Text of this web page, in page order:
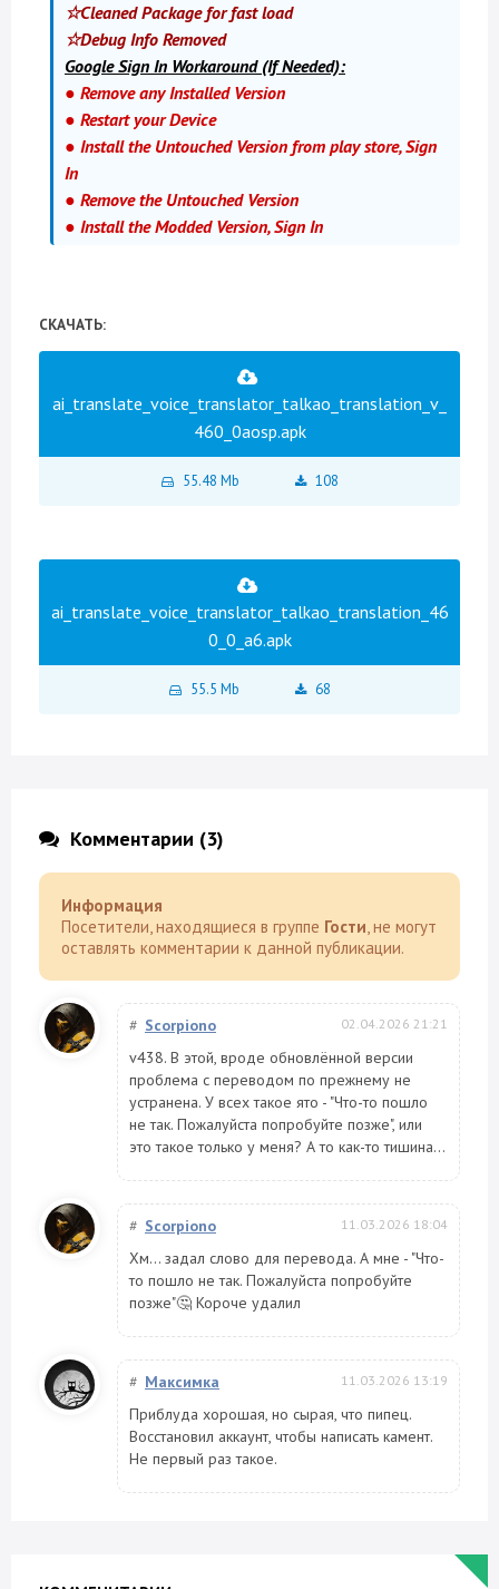
☆Cleaned Package for fast load
☆Debug Info Removed
Google Sign In Workaround (If Needed):
● Remove any Installed Version
● Restart your Device
● Install the Untouched Version from play store, Sign
In
● Remove the Untouched Version
● Install the Modded Version, Sign In
СКАЧАТЬ:
ai_translate_voice_translator_talkao_translation_v_
460_0aosp.apk
55.48 Mb 108
ai_translate_voice_translator_talkao_translation_46
0_0_a6.apk
55.5 Mb 68
Комментарии (3)
Информация
Посетители, находящиеся в группе Гости, не могут
оставлять комментарии к данной публикации.
# Scorpiono 02.04.2026 21:21
v438. В этой, вроде обновлённой версии
проблема с переводом по прежнему не
устранена. У всех такое ято - "Что-то пошло
не так. Пожалуйста попробуйте позже", или
это такое только у меня? А то как-то тишина...
# Scorpiono 11.03.2026 18:04
Хм... задал слово для перевода. А мне - "Что-
то пошло не так. Пожалуйста попробуйте
позже"🤔 Короче удалил
# Максимка 11.03.2026 13:19
Приблуда хорошая, но сырая, что пипец.
Восстановил аккаунт, чтобы написать камент.
Не первый раз такое.